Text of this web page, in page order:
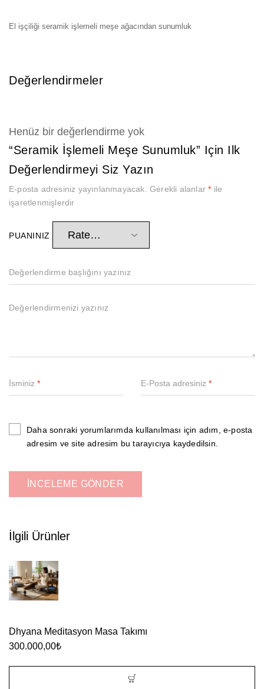
El işçiliği seramik işlemeli meşe ağacından sunumluk
Değerlendirmeler
Henüz bir değerlendirme yok
“Seramik İşlemeli Meşe Sunumluk” Için Ilk
Değerlendirmeyi Siz Yazın
E-posta adresiniz yayınlanmayacak. Gerekli alanlar* ile
işaretlenmişlerdir
PUANINIZ
İsminiz * E-Posta adresiniz *
Daha sonraki yorumlarımda kullanılması için adım, e-posta
adresim ve site adresim bu tarayıcıya kaydedilsin.
İlgili Ürünler
Dhyana Meditasyon Masa Takımı
300.000,00₺